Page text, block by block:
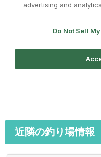
近隣の釣り場情報